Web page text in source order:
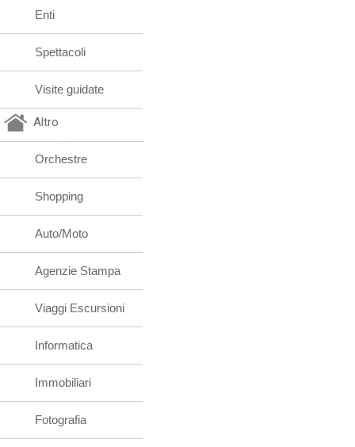
Enti
Spettacoli
Visite guidate
Altro
Orchestre
Shopping
Auto/Moto
Agenzie Stampa
Viaggi Escursioni
Informatica
Immobiliari
Fotografia